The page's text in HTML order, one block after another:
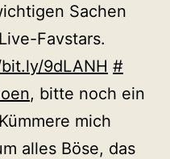
Sachen
Favstars.
9dLANH #
, bitte noch ein
mich
alles Böse, das